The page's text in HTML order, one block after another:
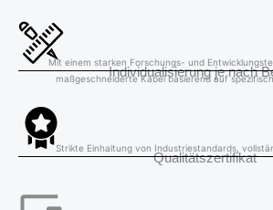
Individualisierung je nach
Mit einem starken Forschungs- und
maßgeschneiderte Kabel basierend auf
Qualitätszertifikat
Strikte Einhaltung von Industriestandards,